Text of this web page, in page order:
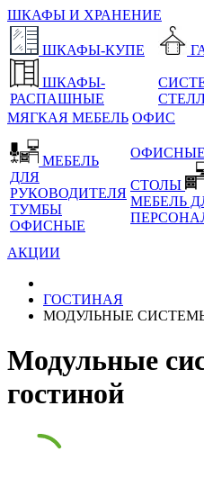
ШКАФЫ И ХРАНЕНИЕ
ШКАФЫ-КУПЕ
ШКАФЫ-
РАСПАШНЫЕ
МЯГКАЯ МЕБЕЛЬ ОФИС
МЕБЕЛЬ
ДЛЯ
РУКОВОДИТЕЛЯ
ТУМБЫ
ОФИСНЫЕ
ОФИСНЫЕ
СТОЛЫ
МЕБЕЛЬ
АКЦИИ
ГОСТИНАЯ
МОДУЛЬНЫЕ
Модульные
гостиной